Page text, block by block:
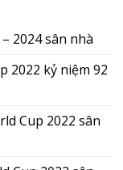
2024 sân nhà
2022 kỷ niệm 92
Cup 2022 sân